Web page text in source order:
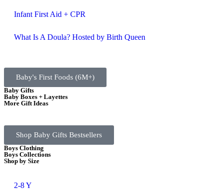
Infant First Aid + CPR
What Is A Doula? Hosted by Birth Queen
Baby's First Foods (6M+)
Baby Gifts
Baby Boxes + Layettes
More Gift Ideas
Shop Baby Gifts Bestsellers
Boys Clothing
Boys Collections
Shop by Size
2-8 Y